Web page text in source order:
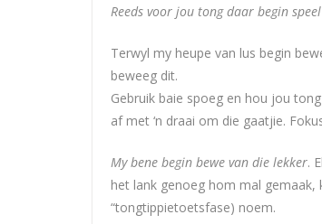
Reeds voor jou tong daar begin
Terwyl my heupe van lus begin
beweeg dit.
Gebruik baie spoeg en hou jou
af met ‘n draai om die gaatjie.
My bene begin bewe van die lekker.
het lank genoeg hom mal gemaak,
“tongtippietoetsfase) noem.